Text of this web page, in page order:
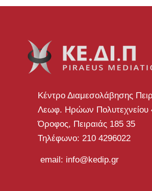
Κέντρο Διαμεσολάβησης
Λεωφ. Ηρώων Πολυτεχνείου
Όροφος, Πειραιάς 185 35
Τηλέφωνο: 210 4296022
email: info@kedip.gr